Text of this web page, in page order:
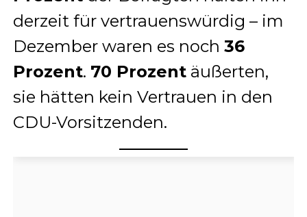
derzeit für vertrauenswürdig – im
Dezember waren es noch 36
Prozent. 70 Prozentäußerten,
sie hätten kein Vertrauen in den
CDU-Vorsitzenden.